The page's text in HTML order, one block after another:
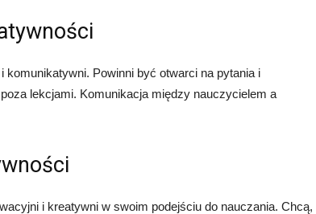
Powinni być otwarci na pytania i
lekcjami. Komunikacja między nauczycielem a
i kreatywni w swoim podejściu do nauczania. Chcą,